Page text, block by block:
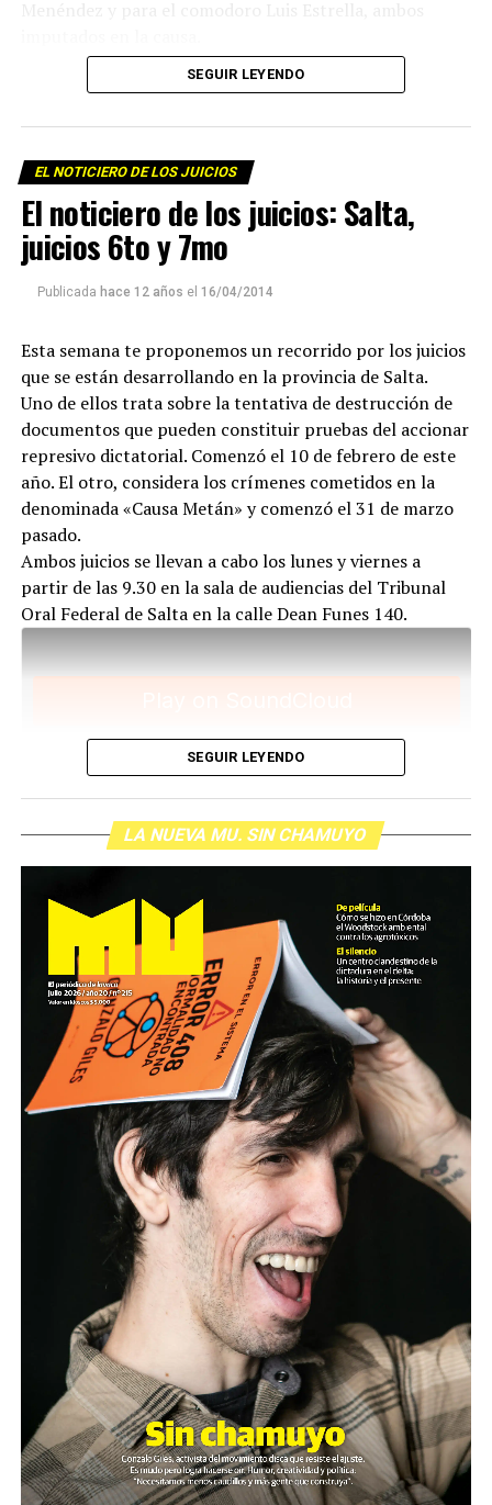
Además del veredicto, lo interesante del proceso judicial
fue que a lo largo de las audiencias, los testigos
en los cuales empresarios terratenientes, políticos y
Murias y Longeville, al laico Wenceslao Perdernera,
también asesinados por la dictadura y a tantos otros
militantes populares. Por eso, en los ocho meses que
duró el debate oral, se hizo historia de la lucha por la
trabajar, a tener techo, a organizarse.
Para descargar los archivos:www.radiolavaca.org
El noticiero de los juicios es de reproducción libre y
gratuita para todas las emisoras que nos escriban a
infolavaca@yahoo.com.ar
SEGUIR LEYENDO
EL NOTICIERO DE LOS JUICIOS
El noticiero de los juicios: Salta,
juicios 6to y 7mo
Publicada hace 12 años el 16/04/2014
Esta semana te proponemos un recorrido por los juicios
que se están desarrollando en la provincia de Salta.
Uno de ellos trata sobre la tentativa de destrucción de
documentos que pueden constituir pruebas del accionar
represivo dictatorial. Comenzó el 10 de febrero de este
año. El otro, considera los crímenes cometidos en la
denominada «Causa Metán» y comenzó el 31 de marzo
pasado.
Ambos juicios se llevan a cabo los lunes y viernes a
partir de las 9.30 en la sala de audiencias del Tribunal
Oral Federal de Salta en la calle Dean Funes 140.
Para descargar los archivos:www.radiolavaca.org
gratuita para todas las emisoras que nos escriban a
infolavaca@yahoo.com.ar
SEGUIR LEYENDO
LA NUEVA MU. SIN CHAMUYO